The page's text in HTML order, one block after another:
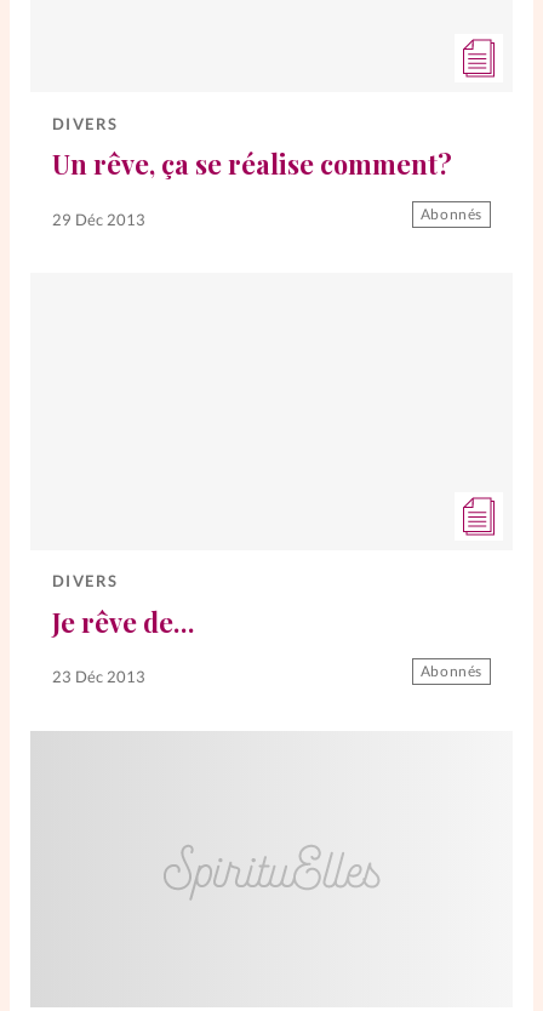
DIVERS
Un rêve, ça se réalise comment?
29 Déc 2013 Abonnés
DIVERS
Je rêve de…
23 Déc 2013 Abonnés